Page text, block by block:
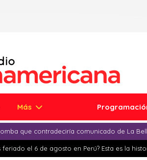
Más
que contradeciría comunicado de La
feriado el 6 de agosto en Perú? Esta es la